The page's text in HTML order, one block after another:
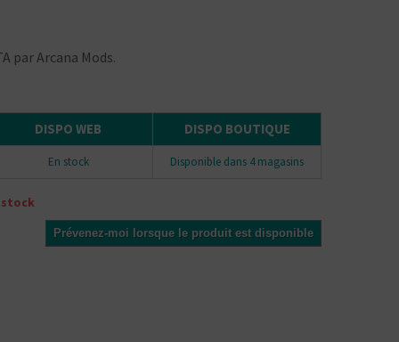
par Arcana Mods.
DISPO WEB DISPO BOUTIQUE
En stock Disponible dans 4 magasins
Prévenez-moi lorsque le produit est disponible